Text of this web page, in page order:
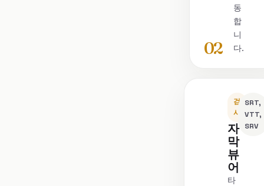
02
동
합
니
다.
검
사
자
막
뷰
어
타
SRT,
VTT,
SRV